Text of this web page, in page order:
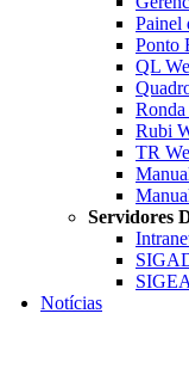
Painel
Ponto
QL
Rubi
TR
Servidores
SIGEA
Notícias